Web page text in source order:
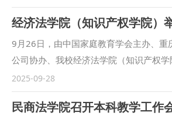
等党政领导、行政干部、辅导员及2025
位学生参加活动，活动由学院副院长凤
穆的国歌声中，本次典礼正式拉开了序
体新生讲授了“书记第一课”。他表示，学
学特色鲜明，建校以来为国家和社会培养
他还对同学们提出三点希望：一是深植
立心，在延安精神滋养中，忠诚于对马克
9月26日，由中国家庭教育学会主办、重
公司协办、我校经济法学院（知识产权
融安全教育活动——“金融科普花花车”走
安校区举行，西安市公安局韦曲派出所
西安市志愿者协会共同参与，为同学们送
2025-09-28
民商法学院召开本科教学工作